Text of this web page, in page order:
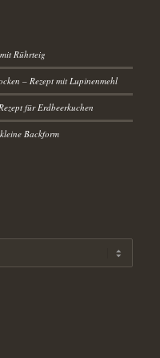
Rührteig
– Rezept mit Lupinenmehl
für Erdbeerkuchen
Backform